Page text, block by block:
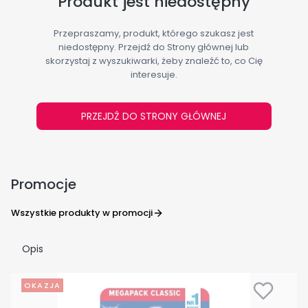
Przepraszamy, produkt, którego szukasz jest
niedostępny. Przejdź do Strony głównej lub
skorzystaj z wyszukiwarki, żeby znaleźć to, co Cię
interesuje.
PRZEJDŹ DO STRONY GŁÓWNEJ
Promocje
Wszystkie produkty w promocji
Opis
OKAZJA